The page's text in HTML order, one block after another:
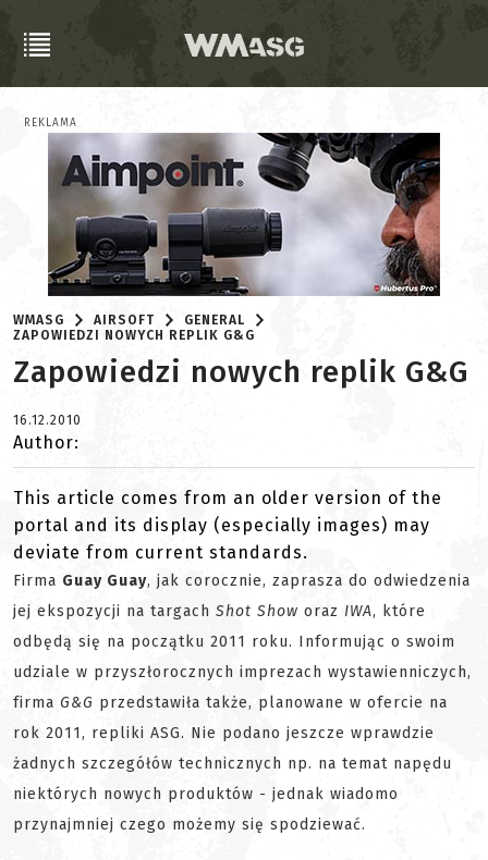
REKLAMA
WMASG AIRSOFT
GENERAL
ZAPOWIEDZI NOWYCH REPLIK G&G
Zapowiedzi nowych replik G&G
16.12.2010
Author:
This article comes from an older version of the
portal and its display (especially images) may
deviate from current standards.
Firma Guay Guay, jak corocznie, zaprasza do odwiedzenia
jej ekspozycji na targach Shot Show oraz IWA, które
odbędą się na początku 2011 roku. Informując o swoim
udziale w przyszłorocznych imprezach wystawienniczych,
firma G&G przedstawiła także, planowane w ofercie na
rok 2011, repliki ASG. Nie podano jeszcze wprawdzie
żadnych szczegółów technicznych np. na temat napędu
niektórych nowych produktów - jednak wiadomo
przynajmniej czego możemy się spodziewać.